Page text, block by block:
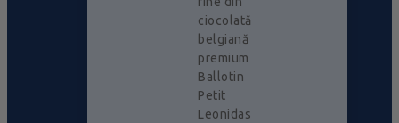
ciocolată
belgiană
premium
Ballotin
Petit
Leonidas